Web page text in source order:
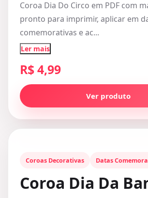
Coroa Dia Do Circo em PDF com
pronto para imprimir, aplicar em
comemorativas e ac...
Ler mais
R$ 4,99
Ver produto
Coroas Decorativas Datas
Coroa Dia Da